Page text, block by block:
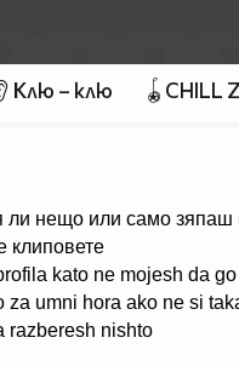
Клю – клю 🪀CHILL
ли нещо или само зяпаш
клиповете
kato ne mojesh da go
za umni hora ako ne si
razberesh nishto